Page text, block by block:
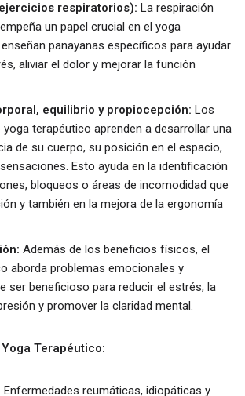
respiratorios): La respiración
un papel crucial en el yoga
panayanas específicos para ayudar
aliviar el dolor y mejorar la función
equilibrio y propiocepción: Los
terapéutico aprenden a desarrollar una
de su cuerpo, su posición en el espacio,
Esto ayuda en la identificación
bloqueos o áreas de incomodidad que
y también en la mejora de la ergonomía
Además de los beneficios físicos, el
aborda problemas emocionales y
ser beneficioso para reducir el estrés, la
y promover la claridad mental.
Terapéutico:
Enfermedades reumáticas, idiopáticas y